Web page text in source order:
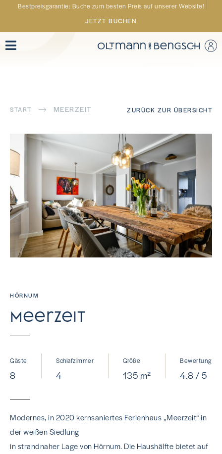
Bestpreisgarantie: Buche zum besten Preis auf unserer Website!
JETZT BUCHEN
START MEERZEIT ZURÜCK ZUR ÜBERSICHT
HÖRNUM
Meerzeit
Gäste
8
Schlafzimmer
4
Größe
135 m²
Bewertung
4.8 / 5
Modernes, in 2020 kernsaniertes Ferienhaus „Meerzeit“ in
der weißen Siedlung
in strandnaher Lage von Hörnum. Die Haushälfte bietet auf